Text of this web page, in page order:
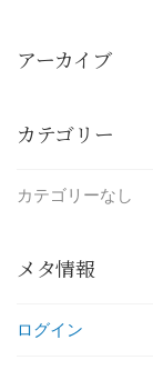
アーカイブ
カテゴリー
カテゴリーなし
メタ情報
ログイン